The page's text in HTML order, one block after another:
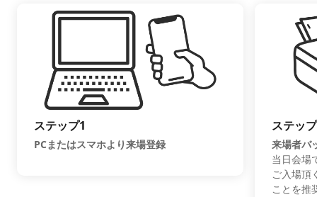
ステップ1
PCまたはスマホより来場登録
ステッ
来場者バ
当日会場
ご入場頂
ことを推